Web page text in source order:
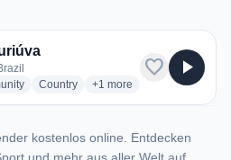
radio stations
Countryradio stations
+1 more genres for Rádio
more
favorite play_arrow
kostenlos online. Entdecken